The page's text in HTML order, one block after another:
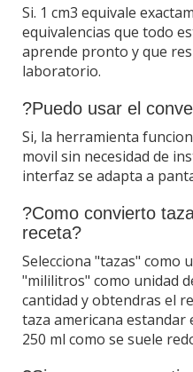
Si. 1 cm3 equivale
equivalencias que todo
aprende pronto y que
laboratorio.
?Puedo usar el
Si, la herramienta
movil sin necesidad de
interfaz se adapta a
?Como convierto
receta?
Selecciona "tazas" como
"mililitros" como unidad
cantidad y obtendras el
taza americana estandar
250 ml como se suele